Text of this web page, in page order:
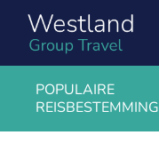
inhoud
Soorten reizen
POPULAIRE